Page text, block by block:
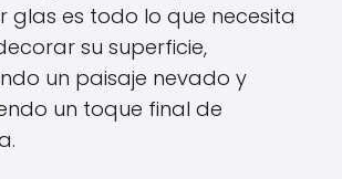
glas es todo lo que necesita
su superficie,
un paisaje nevado y
un toque final de